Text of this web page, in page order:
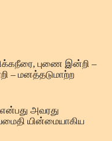
புணை இன்றி –
– மனத்தடுமாற்ற
அவரது
யின்மையாகிய